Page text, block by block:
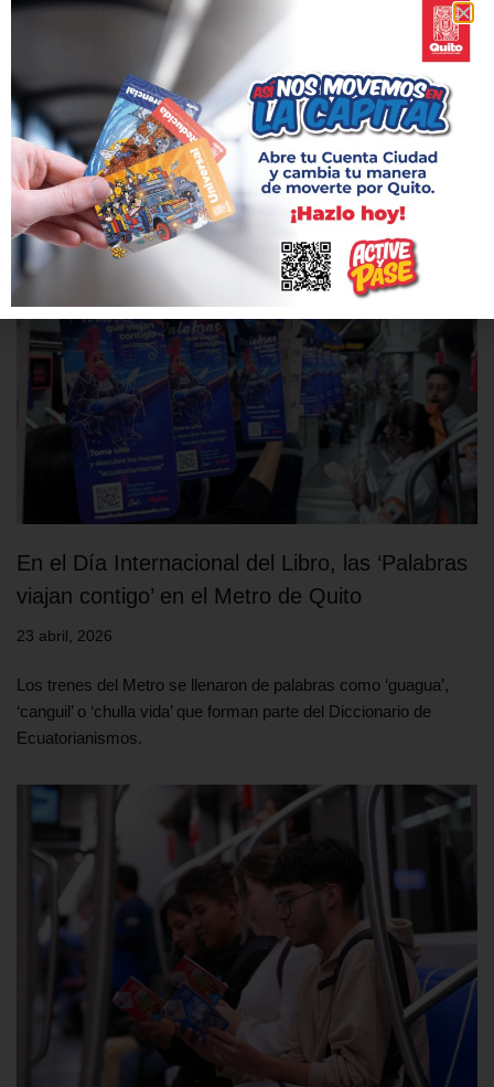
junto al Metro de Quito
Más de 100 niños, jóvenes y adultos han participado en
conversatorios para rescatar la memoria colectiva en seis
barrios de la ciudad.
En el Día Internacional del Libro, las ‘Palabras
viajan contigo’ en el Metro de Quito
23 abril, 2026
Los trenes del Metro se llenaron de palabras como ‘guagua’,
‘canguil’ o ‘chulla vida’ que forman parte del Diccionario de
Ecuatorianismos.